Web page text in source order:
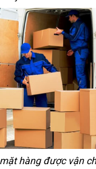
hàng được vận